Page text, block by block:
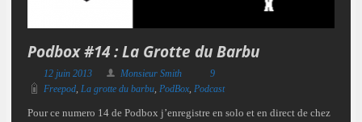
Podbox #14 : La Grotte du Barbu
12 juin 2013 Monsieur Smith
9
Freepod, La grotte du barbu, PodBox, Podcast
Pour ce numero 14 de Podbox j’enregistre en solo et en direct de chez